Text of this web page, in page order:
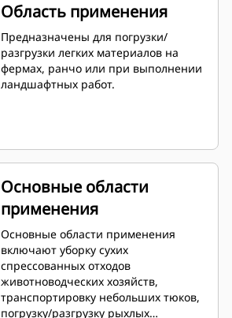
Область применения
Предназначены для погрузки/
разгрузки легких материалов на
фермах, ранчо или при выполнении
ландшафтных работ.
Основные области
применения
Основные области применения
включают уборку сухих
спрессованных отходов
животноводческих хозяйств,
транспортировку небольших тюков,
погрузку/разгрузку рыхлых